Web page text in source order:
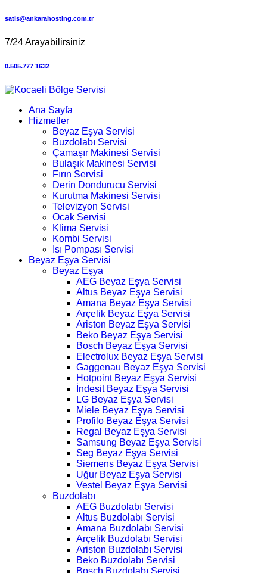
satis@ankarahosting.com.tr
7/24 Arayabilirsiniz
0.505.777 1632
Ana Sayfa
Hizmetler
Beyaz Eşya Servisi
Buzdolabı Servisi
Çamaşır Makinesi Servisi
Bulaşık Makinesi Servisi
Fırın Servisi
Derin Dondurucu Servisi
Kurutma Makinesi Servisi
Televizyon Servisi
Ocak Servisi
Klima Servisi
Kombi Servisi
Isı Pompası Servisi
Beyaz Eşya Servisi
Beyaz Eşya
AEG Beyaz Eşya Servisi
Altus Beyaz Eşya Servisi
Amana Beyaz Eşya Servisi
Arçelik Beyaz Eşya Servisi
Ariston Beyaz Eşya Servisi
Beko Beyaz Eşya Servisi
Bosch Beyaz Eşya Servisi
Electrolux Beyaz Eşya Servisi
Gaggenau Beyaz Eşya Servisi
Hotpoint Beyaz Eşya Servisi
İndesit Beyaz Eşya Servisi
LG Beyaz Eşya Servisi
Miele Beyaz Eşya Servisi
Profilo Beyaz Eşya Servisi
Regal Beyaz Eşya Servisi
Samsung Beyaz Eşya Servisi
Seg Beyaz Eşya Servisi
Siemens Beyaz Eşya Servisi
Uğur Beyaz Eşya Servisi
Vestel Beyaz Eşya Servisi
Buzdolabı
AEG Buzdolabı Servisi
Altus Buzdolabı Servisi
Amana Buzdolabı Servisi
Arçelik Buzdolabı Servisi
Ariston Buzdolabı Servisi
Beko Buzdolabı Servisi
Bosch Buzdolabı Servisi